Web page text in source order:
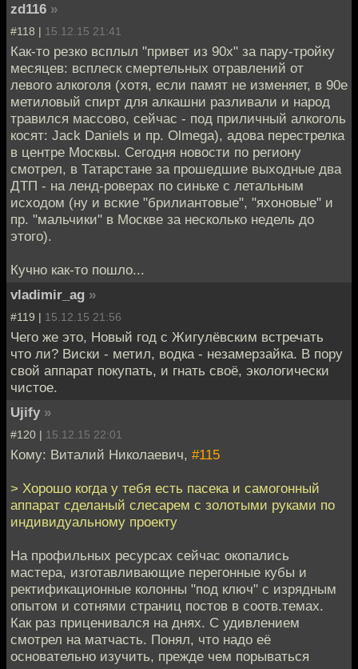
zd116 »
#118 | 15.12.15 21:41
Как-то резко всплыл "привет из 90х" за пару-тройку
месяцев: всплеск смертельных отравлений от
левого алкоголя (хотя, если памят не изменяет, в 90е
метиловый спирт для алкашни разливали и народ
травился массово, сейчас - под приличный алкоголь
косят: Jack Daniels и пр. Olmega), адова перестрелка
в центре Москвы. Cегодня новости по региону
смотрел, в Татарстане за прошедшие выходные два
ДТП - на ленд-роверах по синьке с летальным
исходом (ну и вские "брилиантовые", "яхоновые" и
пр. "мальчики" в Москве за несколько недель до
этого).
Кучно как-то пошло...
vladimir_ag »
#119 | 15.12.15 21:56
Чего же это, Новый год с Жигулёвским встречать
что ли? Виски - метил, водка - незамерзайка. В пору
свой аппарат покупать, и гнать своё, экологически
чистое.
Ujify »
#120 | 15.12.15 22:01
Кому: Виталий Николаевич, #115
> Хорошо когда у тебя есть пасека и самогонный
аппарат сделаный слесарем с золотыми руками по
индивидуальному проекту
На профильных ресурсах сейчас окопались
мастера, изготавливающие перегонные кубы и
ректификационные колонны "под ключ" с изрядным
опытом и сотнями страниц постов в соотв.темах.
Как раз приценивался на днях. С удивлением
смотрел на матчасть. Понял, что надо её
основательно изучить, прежде чем порываться